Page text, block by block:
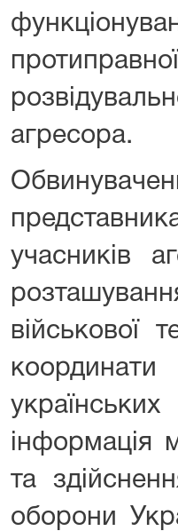
агресора.
учасників
військової
інформація
та
оборони